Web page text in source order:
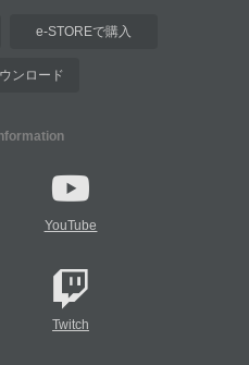
e-STOREで購入
ンロード
YouTube
Twitch